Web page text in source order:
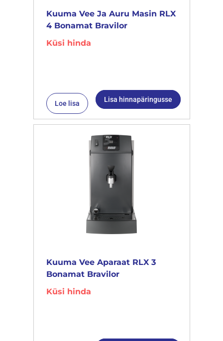
Kuuma Vee Ja Auru Masin RLX
4 Bonamat Bravilor
Küsi hinda
Loe lisa Lisa hinnapäringusse
Kuuma Vee Aparaat RLX 3
Bonamat Bravilor
Küsi hinda